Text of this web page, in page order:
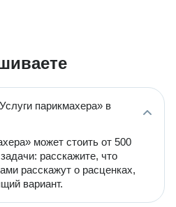
парикмахера» в
может стоить от 500
расскажите, что
расскажут о расценках,
вариант.